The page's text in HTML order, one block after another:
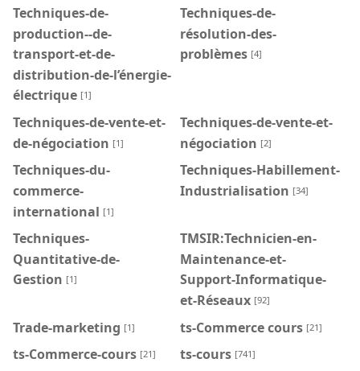
Techniques-de-
production--de-
transport-et-de-
distribution-de-l’énergie-
électrique [1]
Techniques-de-
résolution-des-
problèmes [4]
Techniques-de-vente-et-
de-négociation [1]
Techniques-de-vente-et-
négociation [2]
Techniques-du-
commerce-
international [1]
Techniques-Habillement-
Industrialisation [34]
Techniques-
Quantitative-de-
Gestion [1]
TMSIR:Technicien-en-
Maintenance-et-
Support-Informatique-
et-Réseaux [92]
Trade-marketing [1] ts-Commerce cours [21]
ts-Commerce-cours [21] ts-cours [741]